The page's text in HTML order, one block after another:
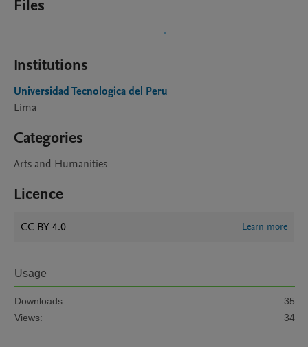
Files
Institutions
Universidad Tecnologica del Peru
Lima
Categories
Arts and Humanities
Licence
CC BY 4.0 Learn more
Usage
Downloads:
35
Views:
34